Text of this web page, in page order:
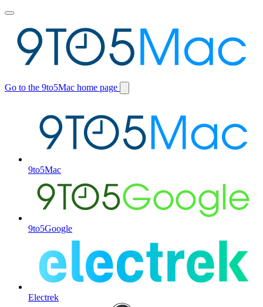
Toggle
menu
Go to the 9to5Mac home page
Switch
9to5Mac
9to5Google
Electrek